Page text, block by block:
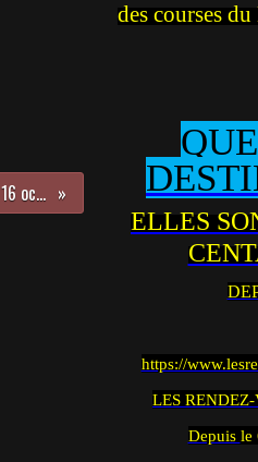
Vente OSENAT Dimanche 16 octobre après midi
des courses
ELLES
https://
LES
Depuis le